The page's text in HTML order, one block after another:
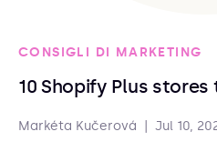
CONSIGLI DI MARKETING
10 Shopify Plus
Markéta Kučerová Jul 10,